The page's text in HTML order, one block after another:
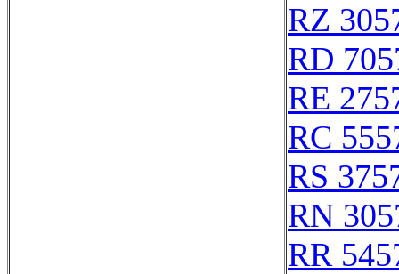
RZ
RD
RE
RC
RS
RN
RR